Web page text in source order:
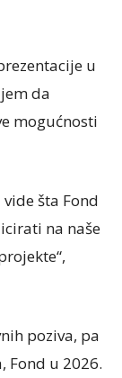
u
da
mogućnosti
šta Fond
na naše
poziva, pa
Fond u 2026.